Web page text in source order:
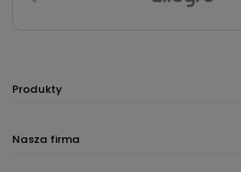
Produkty
Nasza firma